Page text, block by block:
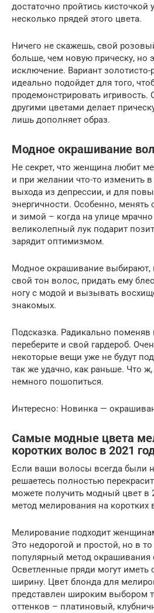
достаточно пройтись кисточкой
несколько прядей этого цвета.
Ничего не скажешь, свой
больше, чем новую прическу, но
исключение. Вариант золотисто-
идеально подойдет для того,
продемонстрировать игривость.
другими цветами делает
лишь дополняет образ.
Модное окрашивание
Не секрет, что женщина любит
и при желании что-то изменить
выхода из депрессии, и для
энергичности. Особенно, менять
и зимой – когда на улице
великолепный лук подарит
зарядит оптимизмом.
Модное окрашивание выбирают,
свой тон волос, придать ему
ногу с модой и вызывать
знакомых.
Подсказка. Радикально поменяв
переберите и свой гардероб.
некоторые вещи уже не будут
так же удачно, как раньше. Что ж,
немного пошопиться.
Интересно: Новинка —
Самые модные цвета
коротких волос в 2021
Если ваши волосы всегда были
решаетесь полностью
можете получить модный цвет в
метод мелирования на коротких
Мелирование подходит
Это недорогой и простой, но в
популярный метод окрашивания
Осветленные пряди могут иметь
ширину. Цвет блонда для
представлен широким выбором
оттенков – платиновый,